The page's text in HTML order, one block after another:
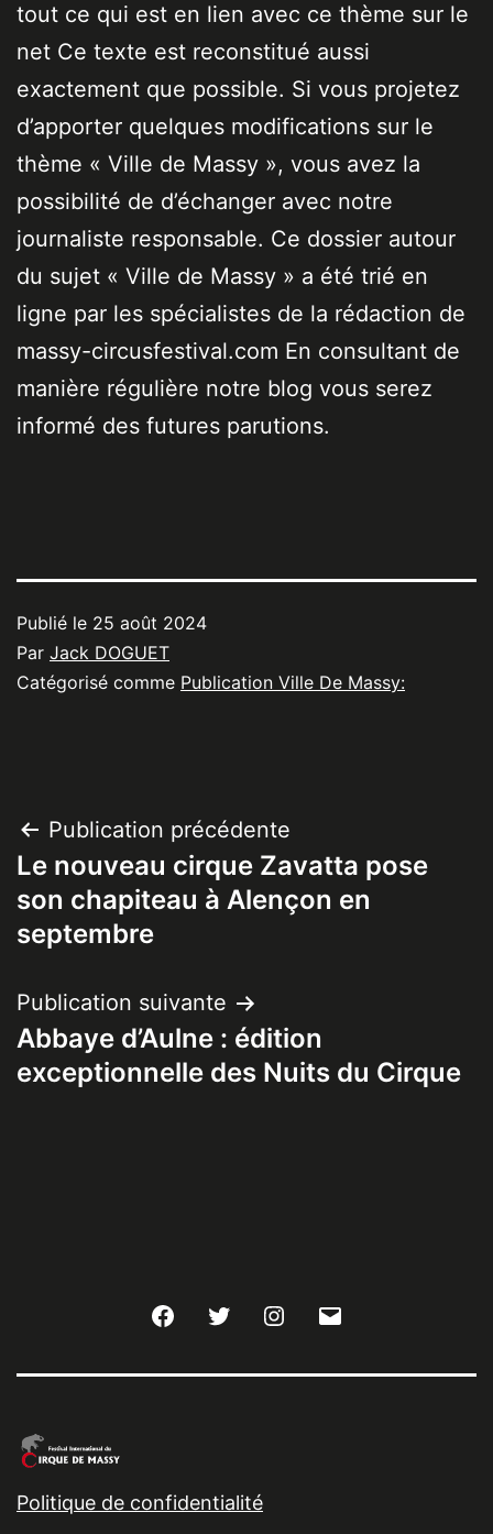
tout ce qui est en lien avec ce thème sur le
net Ce texte est reconstitué aussi
exactement que possible. Si vous projetez
d’apporter quelques modifications sur le
thème « Ville de Massy », vous avez la
possibilité de d’échanger avec notre
journaliste responsable. Ce dossier autour
du sujet « Ville de Massy » a été trié en
ligne par les spécialistes de la rédaction de
massy-circusfestival.com En consultant de
manière régulière notre blog vous serez
informé des futures parutions.
Publié le 25 août 2024
Par Jack DOGUET
Catégorisé comme Publication Ville De Massy:
Navigation
de
l’article
Publication précédente
Le nouveau cirque Zavatta pose
son chapiteau à Alençon en
septembre
Publication suivante
Abbaye d’Aulne : édition
exceptionnelle des Nuits du Cirque
FacebookTwitter Instagram
Politique de confidentialité